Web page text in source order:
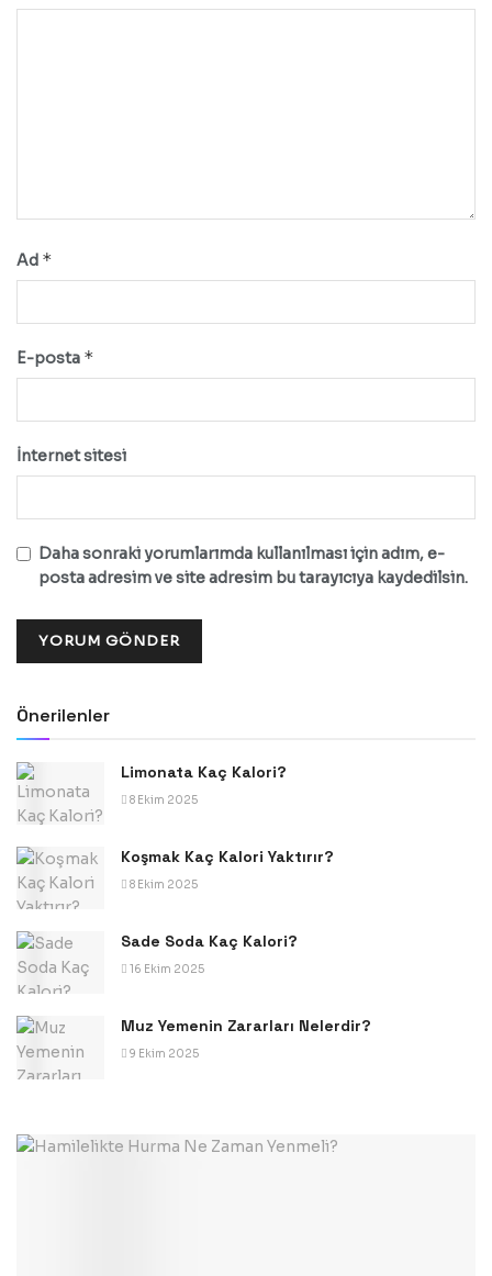
Ad *
E-posta *
İnternet sitesi
Daha sonraki yorumlarımda kullanılması için adım, e-
posta adresim ve site adresim bu tarayıcıya kaydedilsin.
Önerilenler
Limonata Kaç Kalori?
8 Ekim 2025
Koşmak Kaç Kalori Yaktırır?
8 Ekim 2025
Sade Soda Kaç Kalori?
16 Ekim 2025
Muz Yemenin Zararları Nelerdir?
9 Ekim 2025